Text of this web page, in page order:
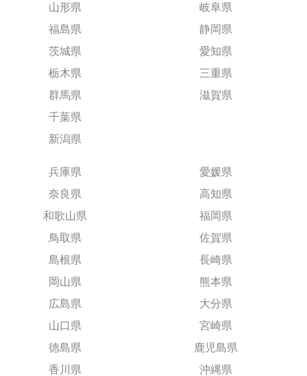
山形県
福島県
茨城県
栃木県
群馬県
千葉県
新潟県
岐阜県
静岡県
愛知県
三重県
滋賀県
兵庫県
奈良県
和歌山県
鳥取県
島根県
岡山県
広島県
山口県
徳島県
香川県
愛媛県
高知県
福岡県
佐賀県
長崎県
熊本県
大分県
宮崎県
鹿児島県
沖縄県